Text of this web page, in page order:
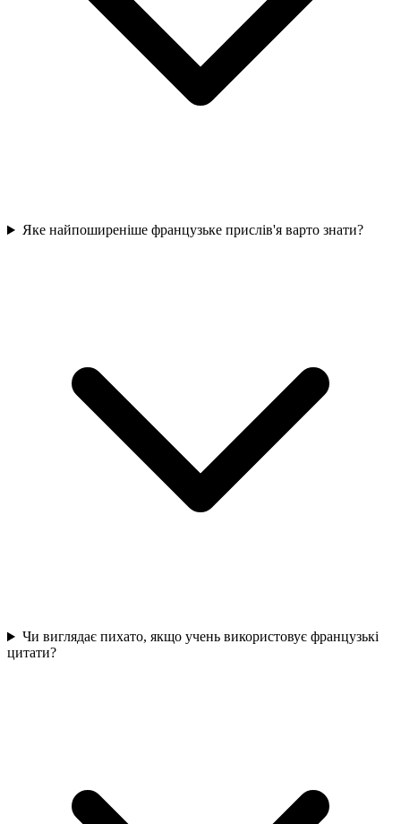
Яке найпоширеніше французьке прислів'я варто знати?
Чи виглядає пихато, якщо учень використовує французькі
цитати?